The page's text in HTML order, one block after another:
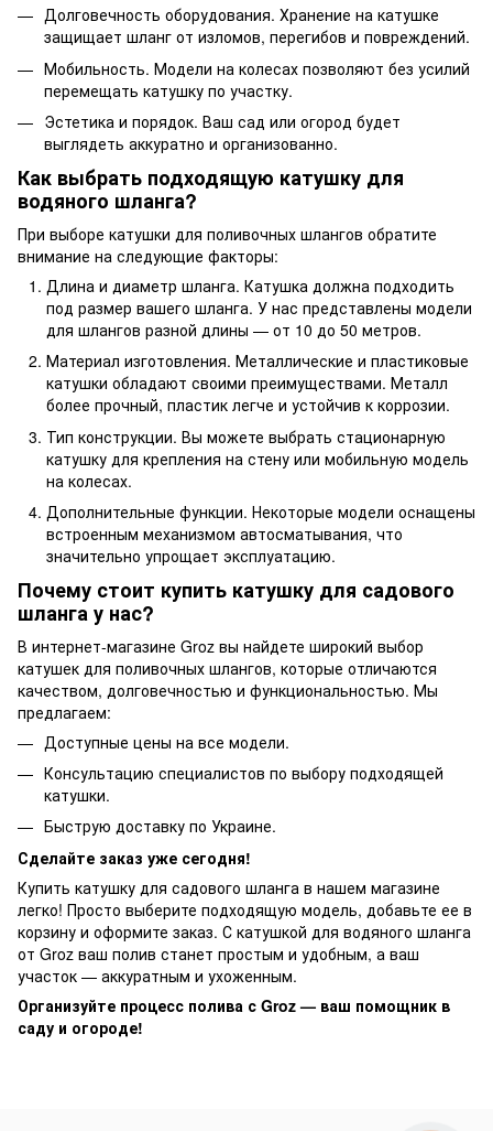
Долговечность оборудования. Хранение на катушке
защищает шланг от изломов, перегибов и повреждений.
Мобильность. Модели на колесах позволяют без усилий
перемещать катушку по участку.
Эстетика и порядок. Ваш сад или огород будет
выглядеть аккуратно и организованно.
Как выбрать подходящую катушку для
водяного шланга?
При выборе катушки для поливочных шлангов обратите
внимание на следующие факторы:
Длина и диаметр шланга. Катушка должна подходить
под размер вашего шланга. У нас представлены модели
для шлангов разной длины — от 10 до 50 метров.
Материал изготовления. Металлические и пластиковые
катушки обладают своими преимуществами. Металл
более прочный, пластик легче и устойчив к коррозии.
Тип конструкции. Вы можете выбрать стационарную
катушку для крепления на стену или мобильную модель
на колесах.
Дополнительные функции. Некоторые модели оснащены
встроенным механизмом автосматывания, что
значительно упрощает эксплуатацию.
Почему стоит купить катушку для садового
шланга у нас?
В интернет-магазине Groz вы найдете широкий выбор
катушек для поливочных шлангов, которые отличаются
качеством, долговечностью и функциональностью. Мы
предлагаем:
Доступные цены на все модели.
Консультацию специалистов по выбору подходящей
катушки.
Быструю доставку по Украине.
Сделайте заказ уже сегодня!
Купить катушку для садового шланга в нашем магазине
легко! Просто выберите подходящую модель, добавьте ее в
корзину и оформите заказ. С катушкой для водяного шланга
от Groz ваш полив станет простым и удобным, а ваш
участок — аккуратным и ухоженным.
Организуйте процесс полива с Groz — ваш помощник в
саду и огороде!